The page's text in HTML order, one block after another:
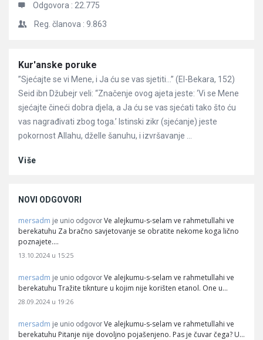
Odgovora : 22.775
Reg. članova : 9.863
Članci
Kur'anske poruke
”Sjećajte se vi Mene, i Ja ću se vas sjetiti…” (El-Bekara, 152)
Seid ibn Džubejr veli: “Značenje ovog ajeta jeste: ‘Vi se Mene
sjećajte čineći dobra djela, a Ja ću se vas sjećati tako što ću
vas nagrađivati zbog toga.’ Istinski zikr (sjećanje) jeste
pokornost Allahu, dželle šanuhu, i izvršavanje ...
Više
NOVI ODGOVORI
mersadm je unio odgovor Ve alejkumu-s-selam ve rahmetullahi ve
berekatuhu Za bračno savjetovanje se obratite nekome koga lično
poznajete.…
13.10.2024 u 15:25
mersadm je unio odgovor Ve alejkumu-s-selam ve rahmetullahi ve
berekatuhu Tražite tiknture u kojim nije korišten etanol. One u…
28.09.2024 u 19:26
mersadm je unio odgovor Ve alejkumu-s-selam ve rahmetullahi ve
berekatuhu Pitanje nije dovoljno pojašenjeno. Pas je čuvar čega? U…